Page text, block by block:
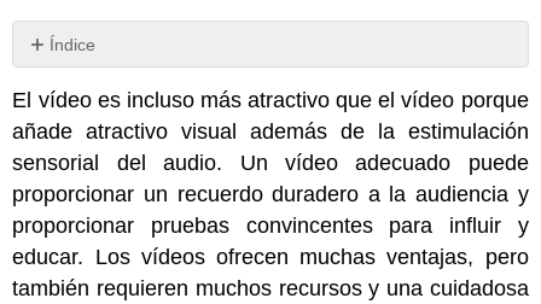
Índice
Sin
encabezados
El vídeo es incluso más atractivo que el vídeo porque
añade atractivo visual además de la estimulación
sensorial del audio. Un vídeo adecuado puede
proporcionar un recuerdo duradero a la audiencia y
proporcionar pruebas convincentes para influir y
educar. Los vídeos ofrecen muchas ventajas, pero
también requieren muchos recursos y una cuidadosa